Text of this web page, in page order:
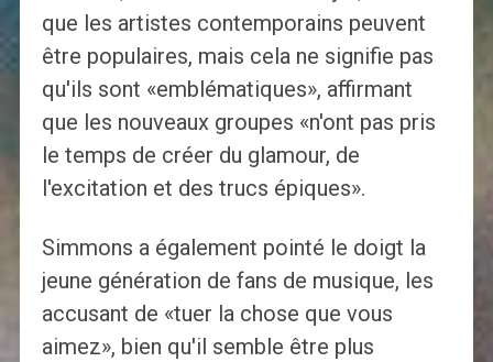
que les artistes contemporains peuvent
être populaires, mais cela ne signifie pas
qu'ils sont «emblématiques», affirmant
que les nouveaux groupes «n'ont pas pris
le temps de créer du glamour, de
l'excitation et des trucs épiques».
Simmons a également pointé le doigt la
jeune génération de fans de musique, les
accusant de «tuer la chose que vous
aimez», bien qu'il semble être plus